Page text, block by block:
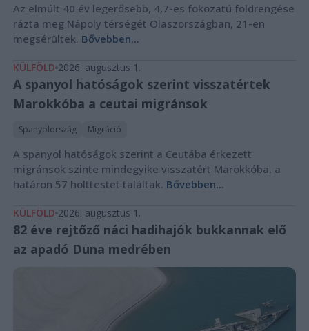
Az elmúlt 40 év legerősebb, 4,7-es fokozatú földrengése
rázta meg Nápoly térségét Olaszországban, 21-en
megsérültek. Bővebben...
KÜLFÖLD 2026. augusztus 1.
A spanyol hatóságok szerint visszatértek
Marokkóba a ceutai migránsok
Spanyolország Migráció
A spanyol hatóságok szerint a Ceutába érkezett
migránsok szinte mindegyike visszatért Marokkóba, a
határon 57 holttestet találtak. Bővebben...
KÜLFÖLD 2026. augusztus 1.
82 éve rejtőző náci hadihajók bukkannak elő
az apadó Duna medrében